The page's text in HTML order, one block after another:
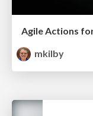
mkilby